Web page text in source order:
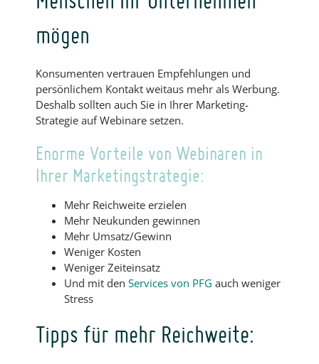
mögen
Konsumenten vertrauen Empfehlungen und
persönlichem Kontakt weitaus mehr als Werbung.
Deshalb sollten auch Sie in Ihrer Marketing-
Strategie auf Webinare setzen.
Enorme Vorteile von Webinaren in
Ihrer Marketingstrategie:
Mehr Reichweite erzielen
Mehr Neukunden gewinnen
Mehr Umsatz/Gewinn
Weniger Kosten
Weniger Zeiteinsatz
Und mit den Services von PFG auch weniger
Stress
Tipps für mehr Reichweite: